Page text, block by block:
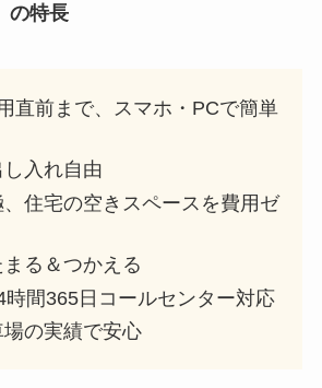
の特長
直前まで、スマホ・PCで簡単
入れ自由
住宅の空きスペースを費用ゼ
る＆つかえる
時間365日コールセンター対応
の実績で安心